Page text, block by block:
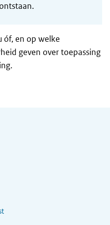
óf, en op welke
geven over toepassing